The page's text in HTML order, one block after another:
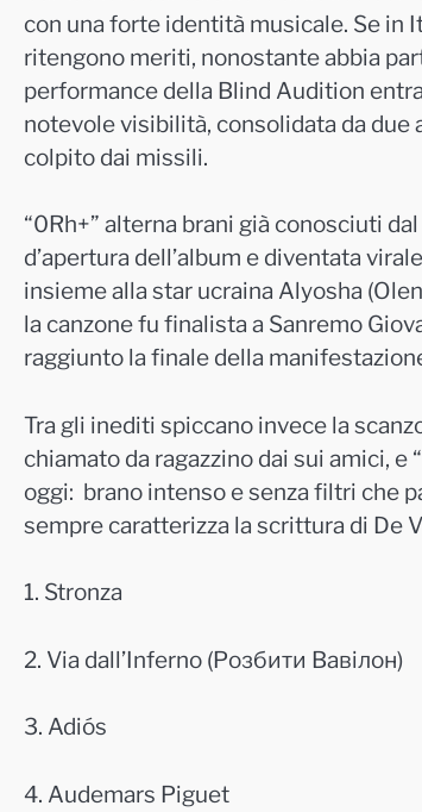
con una forte identità musicale. Se in
ritengono meriti, nonostante abbia
performance della Blind Audition
notevole visibilità, consolidata da
colpito dai missili.
“0Rh+” alterna brani già conosciuti
d’apertura dell’album e diventata
insieme alla star ucraina Alyosha
la canzone fu finalista a Sanremo
raggiunto la finale della
Tra gli inediti spiccano invece la
chiamato da ragazzino dai sui amici,
oggi: brano intenso e senza filtri che
sempre caratterizza la scrittura di De
1. Stronza
2. Via dall’Inferno (Розбити Вавілон)
3. Adiós
4. Audemars Piguet